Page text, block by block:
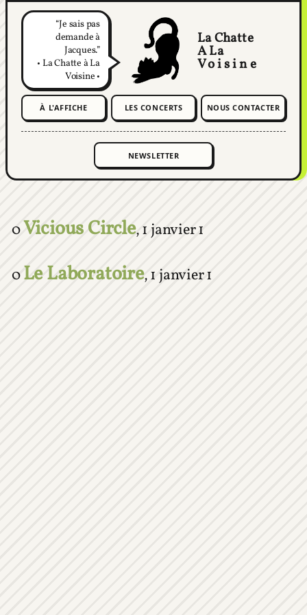
Je sais pas
demande à
Jacques.
• La Chatte à La
Voisine •
La Chatte
A La
Voisine
À L'AFFICHE LES CONCERTS NOUS CONTACTER
0Vicious Circle,1 janvier 1
0Le Laboratoire,1 janvier 1